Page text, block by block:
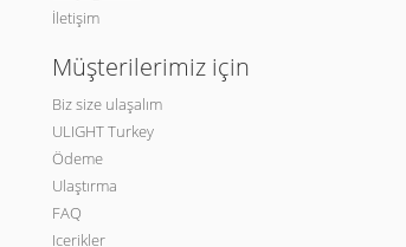
İletişim
Müşterilerimiz için
Biz size ulaşalım
ULIGHT Turkey
Ödeme
Ulaştırma
FAQ
Icerikler